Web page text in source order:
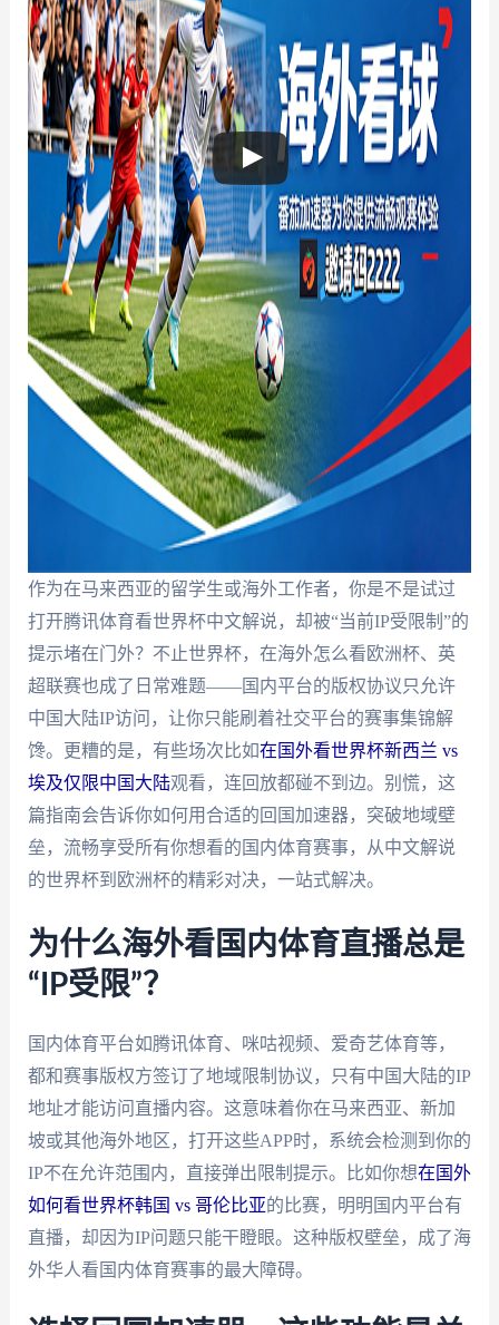
作为在马来西亚的留学生或海外工作者，你是不是试过
打开腾讯体育看世界杯中文解说，却被“当前IP受限制”的
提示堵在门外？不止世界杯，在海外怎么看欧洲杯、英
超联赛也成了日常难题——国内平台的版权协议只允许
中国大陆IP访问，让你只能刷着社交平台的赛事集锦解
馋。更糟的是，有些场次比如在国外看世界杯新西兰 vs
埃及仅限中国大陆观看，连回放都碰不到边。别慌，这
篇指南会告诉你如何用合适的回国加速器，突破地域壁
垒，流畅享受所有你想看的国内体育赛事，从中文解说
的世界杯到欧洲杯的精彩对决，一站式解决。
为什么海外看国内体育直播总是
“IP受限”？
国内体育平台如腾讯体育、咪咕视频、爱奇艺体育等，
都和赛事版权方签订了地域限制协议，只有中国大陆的IP
地址才能访问直播内容。这意味着你在马来西亚、新加
坡或其他海外地区，打开这些APP时，系统会检测到你的
IP不在允许范围内，直接弹出限制提示。比如你想在国外
如何看世界杯韩国 vs 哥伦比亚的比赛，明明国内平台有
直播，却因为IP问题只能干瞪眼。这种版权壁垒，成了海
外华人看国内体育赛事的最大障碍。